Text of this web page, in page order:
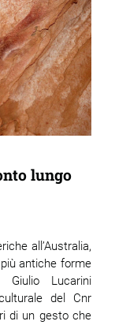
lungo
all’Australia,
antiche forme
Giulio Lucarini
del Cnr
di un gesto che